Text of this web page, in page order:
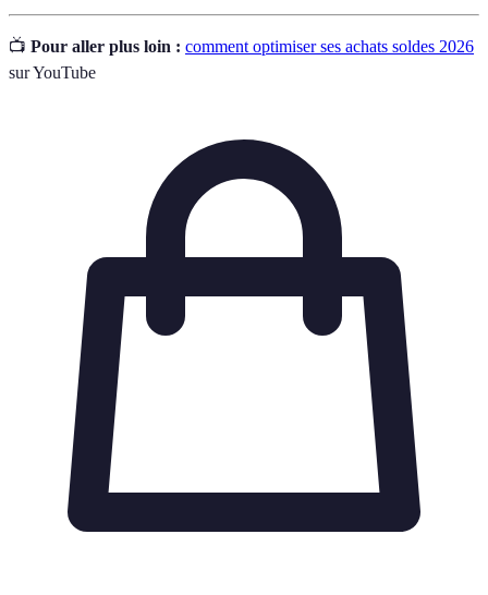
📺 Pour aller plus loin : comment optimiser ses achats soldes 2026
sur YouTube